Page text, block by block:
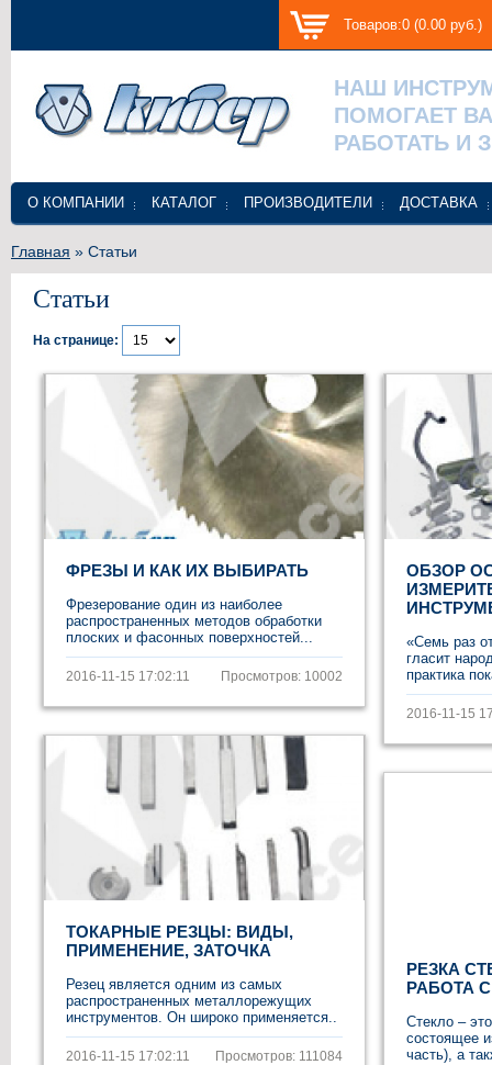
Товаров:0 (0.00 руб.)
НАШ
ПОМОГАЕТ
РАБОТАТЬ И
О КОМПАНИИ КАТАЛОГ ПРОИЗВОДИТЕЛИ ДОСТАВКА
Главная » Статьи
Статьи
На странице:
ФРЕЗЫ И КАК ИХ ВЫБИРАТЬ
Фрезерование один из наиболее
распространенных методов обработки
плоских и фасонных поверхностей...
2016-11-15 17:02:11 Просмотров: 10002
ОБЗОР
«Семь раз
гласит
практика
2016-11-15
ТОКАРНЫЕ РЕЗЦЫ: ВИДЫ,
ПРИМЕНЕНИЕ, ЗАТОЧКА
Резец является одним из самых
распространенных металлорежущих
инструментов. Он широко применяется..
2016-11-15 17:02:11 Просмотров: 111084
РЕЗКА
РАБОТА
Стекло –
состоящее
часть), а